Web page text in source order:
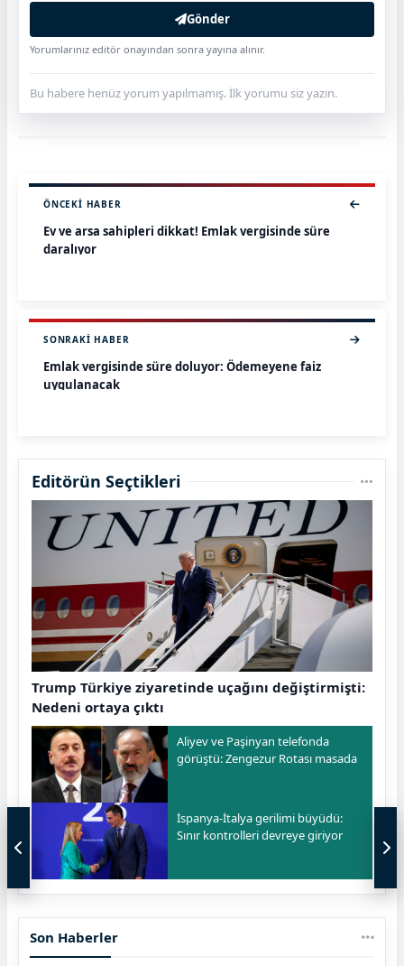
Gönder
Yorumlarınız editör onayından sonra yayına alınır.
Bu habere henüz yorum yapılmamış. İlk yorumu siz yazın.
ÖNCEKI HABER
Ev ve arsa sahipleri dikkat! Emlak vergisinde süre
daralıyor
SONRAKI HABER
Emlak vergisinde süre doluyor: Ödemeyene faiz
uygulanacak
Editörün Seçtikleri
Trump Türkiye ziyaretinde uçağını değiştirmişti:
Nedeni ortaya çıktı
Aliyev ve Paşinyan telefonda
görüştü: Zengezur Rotası masada
İspanya-İtalya gerilimi büyüdü:
Sınır kontrolleri devreye giriyor
Son Haberler